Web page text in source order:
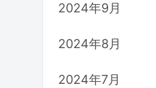
2024年9月
2024年8月
2024年7月